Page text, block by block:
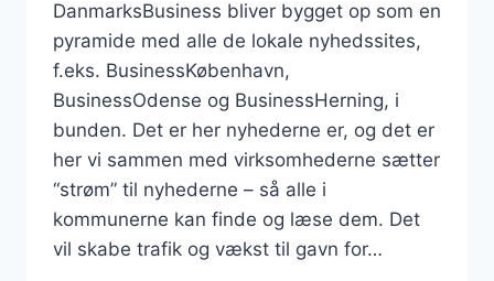
DanmarksBusiness bliver bygget op som en
pyramide med alle de lokale nyhedssites,
f.eks. BusinessKøbenhavn,
BusinessOdense og BusinessHerning, i
bunden. Det er her nyhederne er, og det er
her vi sammen med virksomhederne sætter
“strøm” til nyhederne – så alle i
kommunerne kan finde og læse dem. Det
vil skabe trafik og vækst til gavn for…